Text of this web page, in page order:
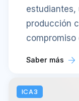
estudiantes,
producción
compromiso
Saber más
ICA3